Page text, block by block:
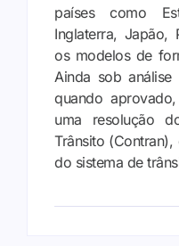
países como
Inglaterra, Japão,
os modelos de
Ainda sob
quando
uma resolução
Trânsito
do sistema de